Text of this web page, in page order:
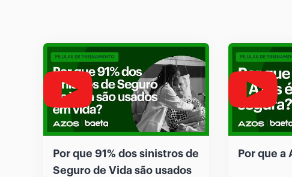
Por que 91% dos sinistros de
Seguro de Vida são usados
Por que a